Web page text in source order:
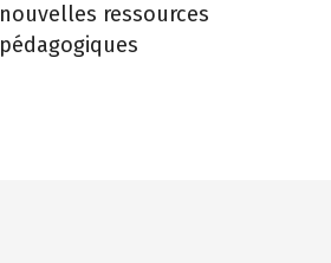
nouvelles ressources
pédagogiques